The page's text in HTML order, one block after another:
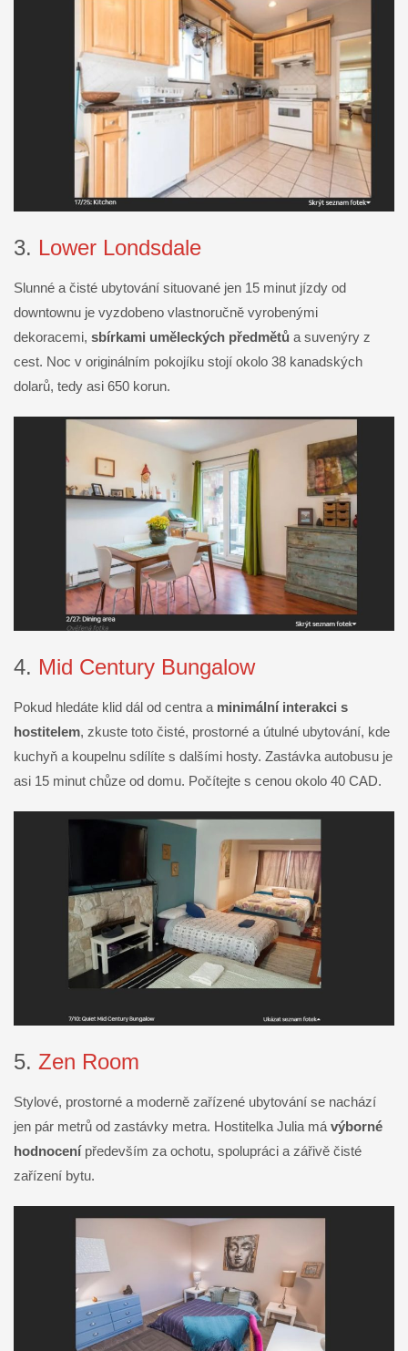
3. Lower Londsdale
Slunné a čisté ubytování situované jen 15 minut jízdy od
downtownu je vyzdobeno vlastnoručně vyrobenými
dekoracemi, sbírkami uměleckých předmětů a suvenýry z
cest. Noc v originálním pokojíku stojí okolo 38 kanadských
dolarů, tedy asi 650 korun.
4. Mid Century Bungalow
Pokud hledáte klid dál od centra a minimální interakci s
hostitelem, zkuste toto čisté, prostorné a útulné ubytování, kde
kuchyň a koupelnu sdílíte s dalšími hosty. Zastávka autobusu je
asi 15 minut chůze od domu. Počítejte s cenou okolo 40 CAD.
5. Zen Room
Stylové, prostorné a moderně zařízené ubytování se nachází
jen pár metrů od zastávky metra. Hostitelka Julia má výborné
hodnocenípředevším za ochotu, spolupráci a zářivě čisté
zařízení bytu.